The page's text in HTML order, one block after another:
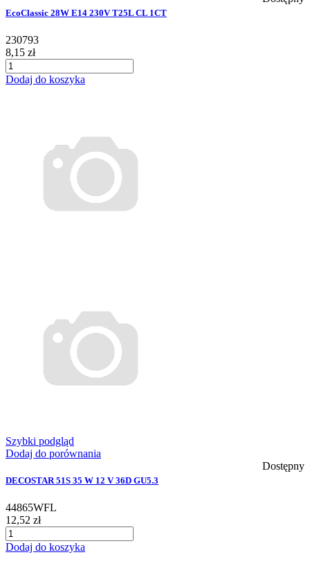
EcoClassic 28W E14 230V T25L CL 1CT
230793
8,15 zł
Dodaj do koszyka
Szybki podgląd
Dodaj do porównania
Dostępny
DECOSTAR 51S 35 W 12 V 36D GU5.3
44865WFL
12,52 zł
Dodaj do koszyka